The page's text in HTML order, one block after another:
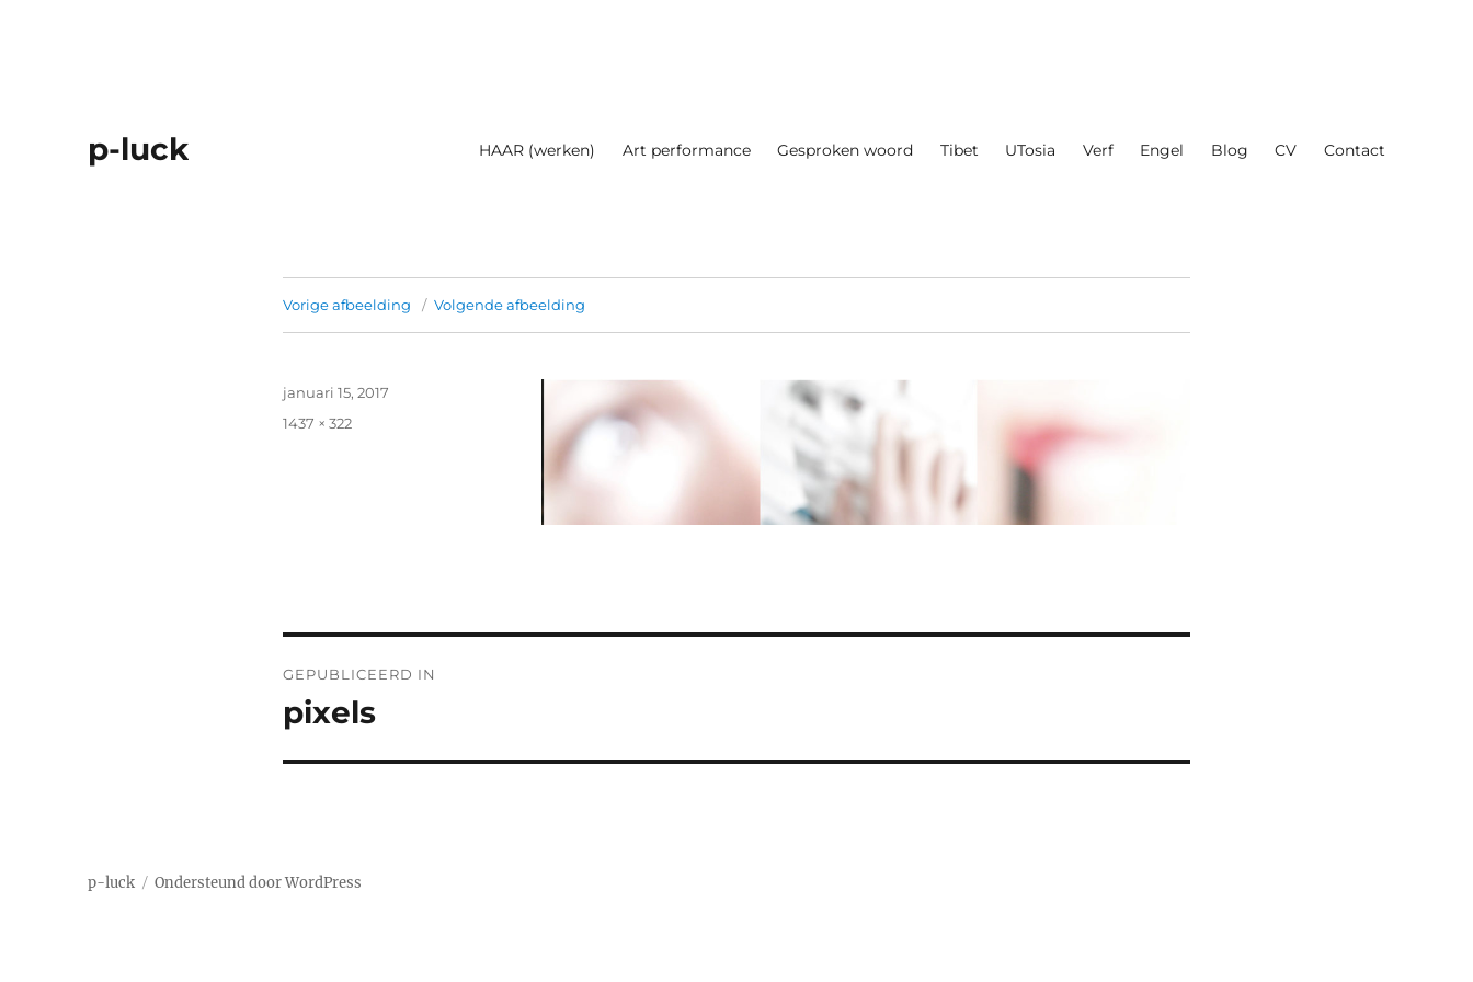
p-luck HAAR (werken) Art performance Gesproken woord Tibet UTosia Verf Engel Blog CV Contact
Vorige afbeelding Volgende afbeelding
Geplaatst
op
januari 15, 2017
Volledige
1437 × 322
navigatie
GEPUBLICEERD IN
pixels
p-luck Ondersteund door WordPress